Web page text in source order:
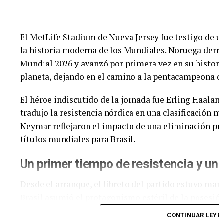
realización de un censo biométrico para
¿Qué pasará con la ciencia
Aunque las colisiones de partículas se detengan,
paralizarse. Para los físicos teóricos y analistas de
oro. Las computadoras del centro de datos del
información acumulada durante las últimas
Los científicos confían en que el análisis detallado
anomalías que puedan dar pistas sobre la materia
el Modelo Estándar de la física.
precedentes, lista para desentrañar los secretos
El MetLife Stadium de Nueva Jersey fue testigo
la historia moderna de los Mundiales.Noruega
Mundial 2026 y avanzó por primera vez en su
planeta, dejando en el camino a la
El héroe indiscutido de la jornada fue Erling
tradujo la resistencia nórdica en una clasificación
Neymar reflejaron el impacto de una eliminación
títulos mundiales para Brasil.
Un primer tiempo de resistencia y
orden defensivo férreo comandado por suCONTINUAR